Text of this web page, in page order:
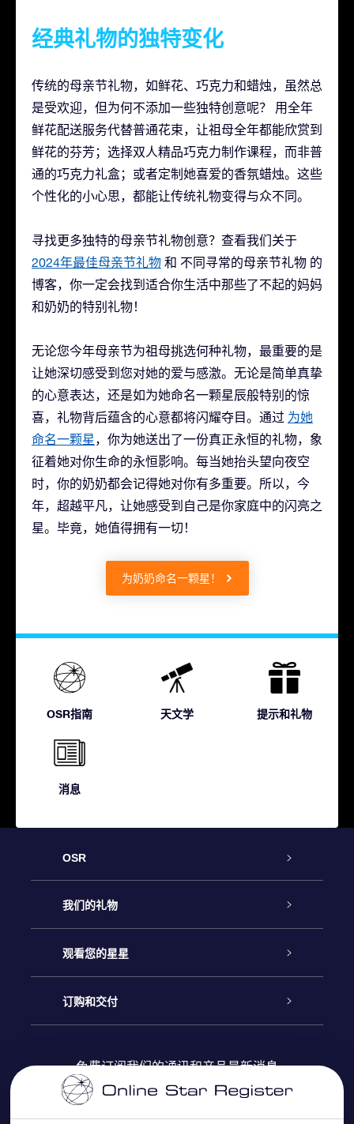
经典礼物的独特变化
传统的母亲节礼物，如鲜花、巧克力和蜡烛，虽然总
是受欢迎，但为何不添加一些独特创意呢？ 用全年
鲜花配送服务代替普通花束，让祖母全年都能欣赏到
鲜花的芬芳；选择双人精品巧克力制作课程，而非普
通的巧克力礼盒；或者定制她喜爱的香氛蜡烛。这些
个性化的小心思，都能让传统礼物变得与众不同。
寻找更多独特的母亲节礼物创意？查看我们关于
2024年最佳母亲节礼物 和 不同寻常的母亲节礼物 的
博客，你一定会找到适合你生活中那些了不起的妈妈
和奶奶的特别礼物！
无论您今年母亲节为祖母挑选何种礼物，最重要的是
让她深切感受到您对她的爱与感激。无论是简单真挚
的心意表达，还是如为她命名一颗星辰般特别的惊
喜，礼物背后蕴含的心意都将闪耀夺目。通过 为她
命名一颗星 ，你为她送出了一份真正永恒的礼物，象
征着她对你生命的永恒影响。每当她抬头望向夜空
时，你的奶奶都会记得她对你有多重要。所以，今
年，超越平凡，让她感受到自己是你家庭中的闪亮之
星。毕竟，她值得拥有一切！
为奶奶命名一颗星！
OSR指南 天文学 提示和礼物
消息
OSR
客户服务
联系我们
博客
评论
我们的礼物
Online Star礼物
OSR 礼物包
OSR 礼物卡
观看您的星星
Online Star Register
个性化的Star Page
订购和交付
付款信息
免费订阅我们的通讯和产品最新消息